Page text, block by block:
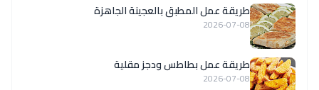
طريقة عمل المطبق بالعجينة الجاهزة
2026-07-08
طريقة عمل بطاطس ودجز مقلية
2026-07-08